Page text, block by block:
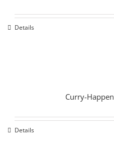
Details
Curry-Happen
Details